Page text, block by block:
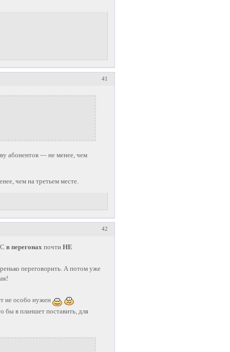
41
абонентов — не менее, чем
чем на третьем месте.
42
в перегонахпочти НЕ
переговорить. А потом уже
не особо нужен
бы в планшет поставить, для